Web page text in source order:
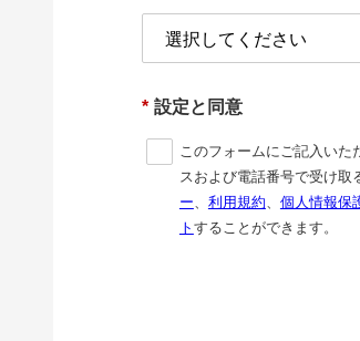
* 設定と同意
このフォームにご記入いた
スおよび電話番号で受け取
ー、 利用規約、 個人情報保
ト することができます。